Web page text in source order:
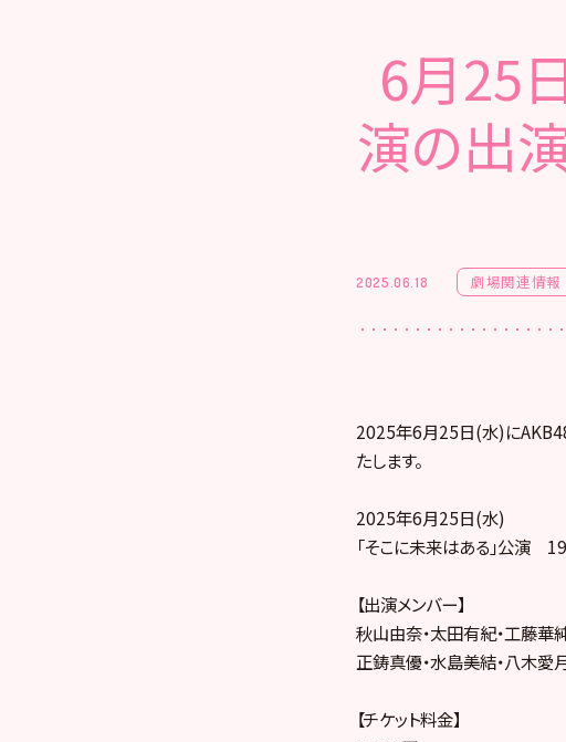
6月25
演の出
2025.06.18 劇場関連情報
2025年6月25日(水)に
たします。
2025年6月25日(水)
「そこに未来はある」公演
【出演メンバー】
秋山由奈・太田有紀・工藤華
正鋳真優・水島美結・八木愛
【チケット料金】